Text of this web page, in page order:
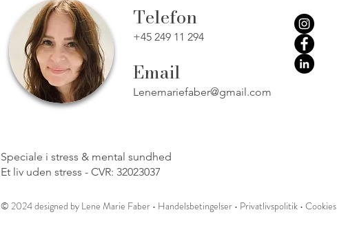
Telefon
+45 249 11 294
Email
Lenemariefaber@gmail.com
Speciale i stress & mental sundhed
Et liv uden stress - CVR: 32023037​
© 2024 designed by Lene Marie Faber • Handelsbetingelser • Privatlivspolitik • Cookies